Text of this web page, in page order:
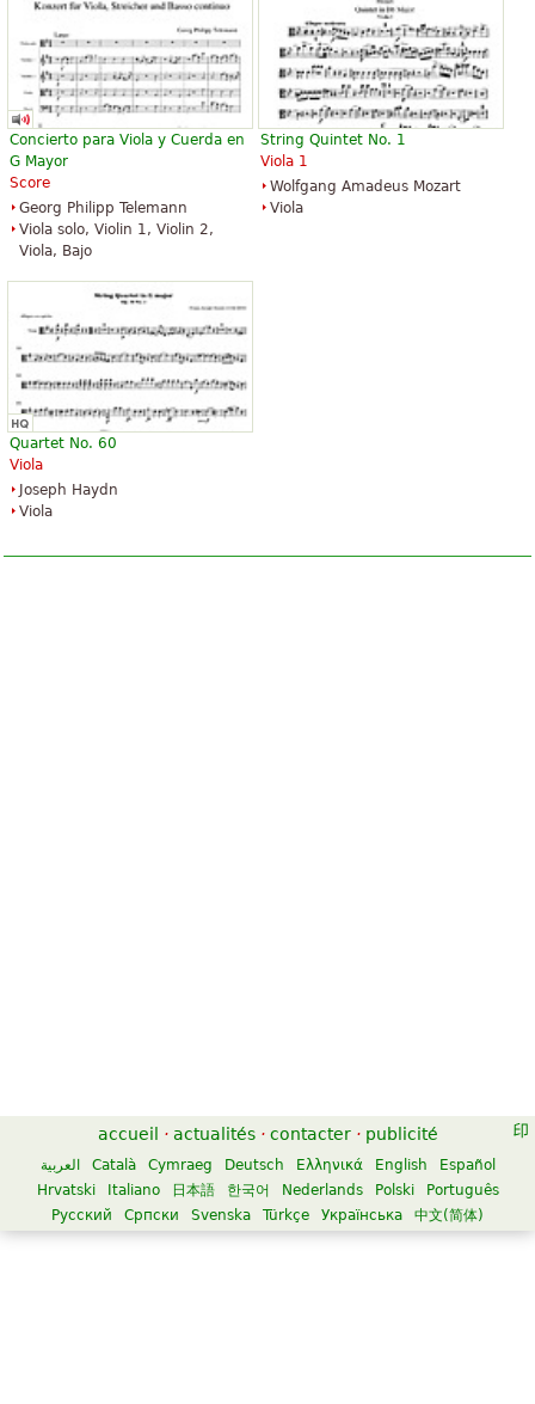
Concierto para Viola y Cuerda en
G Mayor
Score
Georg Philipp Telemann
Viola solo, Violin 1, Violin 2,
Viola, Bajo
String Quintet No. 1
Viola 1
Wolfgang Amadeus Mozart
Viola
Quartet No. 60
Viola
Joseph Haydn
Viola
accueil · actualités · contacter · publicité
العربية Català Cymraeg Deutsch Ελληνικά English
Español
Hrvatski
Italiano 日本語 한국어 Nederlands Polski
Português
Русский
Српски Svenska Türkçe Українська 中文(简体)